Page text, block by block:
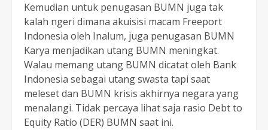
Kemudian untuk penugasan BUMN juga tak
kalah ngeri dimana akuisisi macam Freeport
Indonesia oleh Inalum, juga penugasan BUMN
Karya menjadikan utang BUMN meningkat.
Walau memang utang BUMN dicatat oleh Bank
Indonesia sebagai utang swasta tapi saat
meleset dan BUMN krisis akhirnya negara yang
menalangi. Tidak percaya lihat saja rasio Debt to
Equity Ratio (DER) BUMN saat ini.